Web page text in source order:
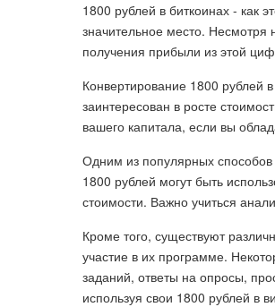
1800 рублей в биткоинах - как
значительное место. Несмотря
получения прибыли из этой
Конвертирование 1800 рублей
заинтересован в росте
вашего капитала, если вы
Одним из популярных способов
1800 рублей могут быть
стоимости. Важно учиться
Кроме того, существуют
участие в их программе.
заданий, ответы на опросы,
используя свои 1800 рублей в